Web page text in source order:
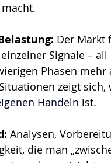
Der Markt
Signale –
Phasen
zeigt sich,
Handeln ist.
Analysen,
die man